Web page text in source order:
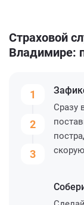
Страховой
Владимире:
1
2
3
Сразу